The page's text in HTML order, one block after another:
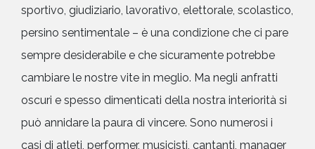
sportivo, giudiziario, lavorativo, elettorale, scolastico,
persino sentimentale – è una condizione che ci pare
sempre desiderabile e che sicuramente potrebbe
cambiare le nostre vite in meglio. Ma negli anfratti
oscuri e spesso dimenticati della nostra interiorità si
può annidare la paura di vincere. Sono numerosi i
casi di atleti, performer, musicisti, cantanti, manager